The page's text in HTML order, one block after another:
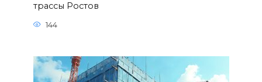
трассы Ростов
144